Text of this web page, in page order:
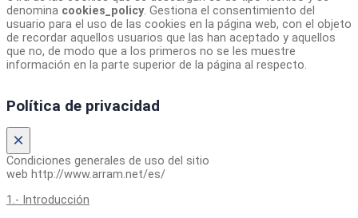
denomina cookies_policy. Gestiona el consentimiento del
usuario para el uso de las cookies en la página web, con el objeto
de recordar aquellos usuarios que las han aceptado y aquellos
que no, de modo que a los primeros no se les muestre
información en la parte superior de la página al respecto.
Política de privacidad
×
Condiciones generales de uso del sitio
web http://www.arram.net/es/
1.- Introducción